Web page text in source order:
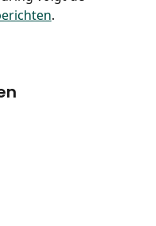
.